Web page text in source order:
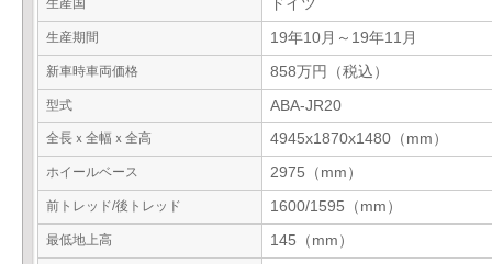
生産国 ドイツ
生産期間 19年10月～19年11月
新車時車両価格 858万円（税込）
型式 ABA-JR20
全長ｘ全幅ｘ全高 4945x1870x1480（mm）
ホイールベース 2975（mm）
前トレッド/後トレッド 1600/1595（mm）
最低地上高 145（mm）